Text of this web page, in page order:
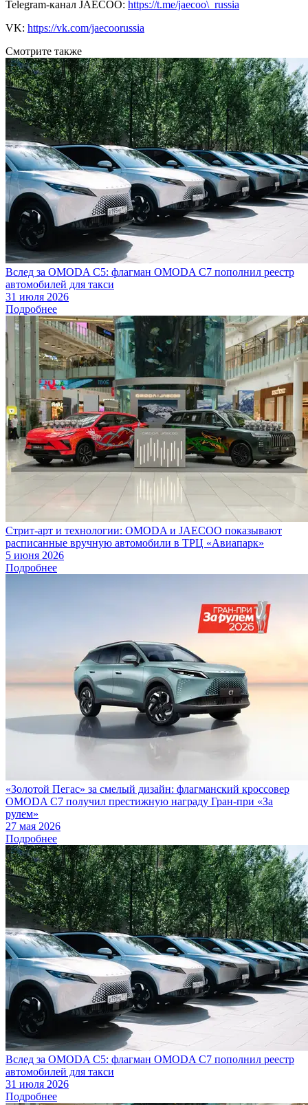
Telegram-канал JAECOO: https://t.me/jaecoo\_russia
VK: https://vk.com/jaecoorussia
Смотрите также
Вслед за OMODA C5: флагман OMODA C7 пополнил реестр
автомобилей для такси
31 июля 2026
Подробнее
Стрит-арт и технологии: OMODA и JAECOO показывают
расписанные вручную автомобили в ТРЦ «Авиапарк»
5 июня 2026
Подробнее
«Золотой Пегас» за смелый дизайн: флагманский кроссовер
OMODA C7 получил престижную награду Гран-при «За
рулем»
27 мая 2026
Подробнее
Вслед за OMODA C5: флагман OMODA C7 пополнил реестр
автомобилей для такси
31 июля 2026
Подробнее